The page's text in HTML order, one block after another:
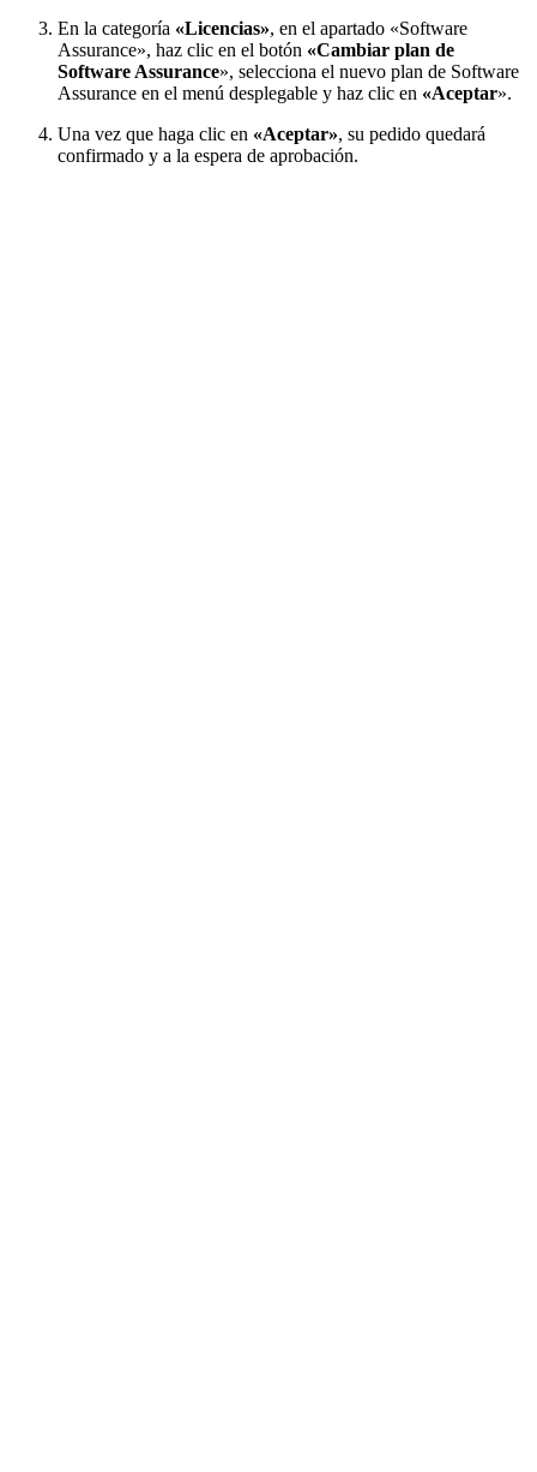
En la categoría «Licencias», en el apartado «Software
Assurance», haz clic en el botón «Cambiar plan de
Software Assurance», selecciona el nuevo plan de Software
Assurance en el menú desplegable y haz clic en «Aceptar».
Una vez que haga clic en «Aceptar», su pedido quedará
confirmado y a la espera de aprobación.